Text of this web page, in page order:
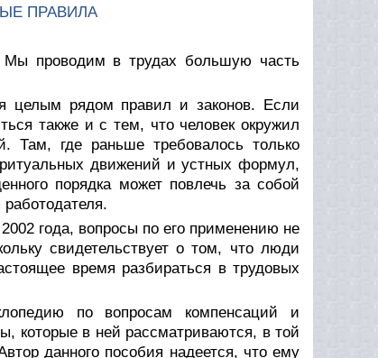
ПРАВИЛА
Мы проводим в трудах большую часть
целым рядом правил и законов. Если
также и с тем, что человек окружил
Там, где раньше требовалось только
движений и устных формул,
порядка может повлечь за собой
года, вопросы по его применению не
свидетельствует о том, что люди
время разбираться в трудовых
по вопросам компенсаций и
которые в ней рассматриваются, в той
данного пособия надеется, что ему